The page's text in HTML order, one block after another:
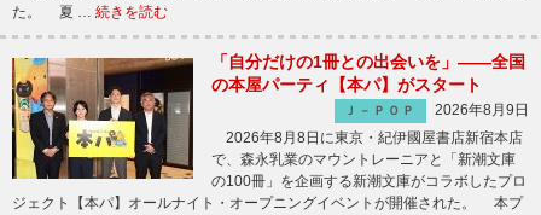
た。 夏 … 続きを読む
「自分だけの1冊との出会いを」――全国
の本屋パーティ【本パ】がスタート
Ｊ－ＰＯＰ
2026年8月9日
2026年8月8日に東京・紀伊國屋書店新宿本店
で、森永乳業のマウントレーニアと「新潮文庫
の100冊」を企画する新潮文庫がコラボしたプロ
ジェクト【本パ】オールナイト・オープニングイベントが開催された。 本プ